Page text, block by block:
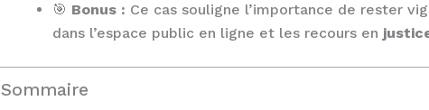
🎯 Bonus : Ce cas souligne l’importance de rester
dans l’espace public en ligne et les recours en
Sommaire